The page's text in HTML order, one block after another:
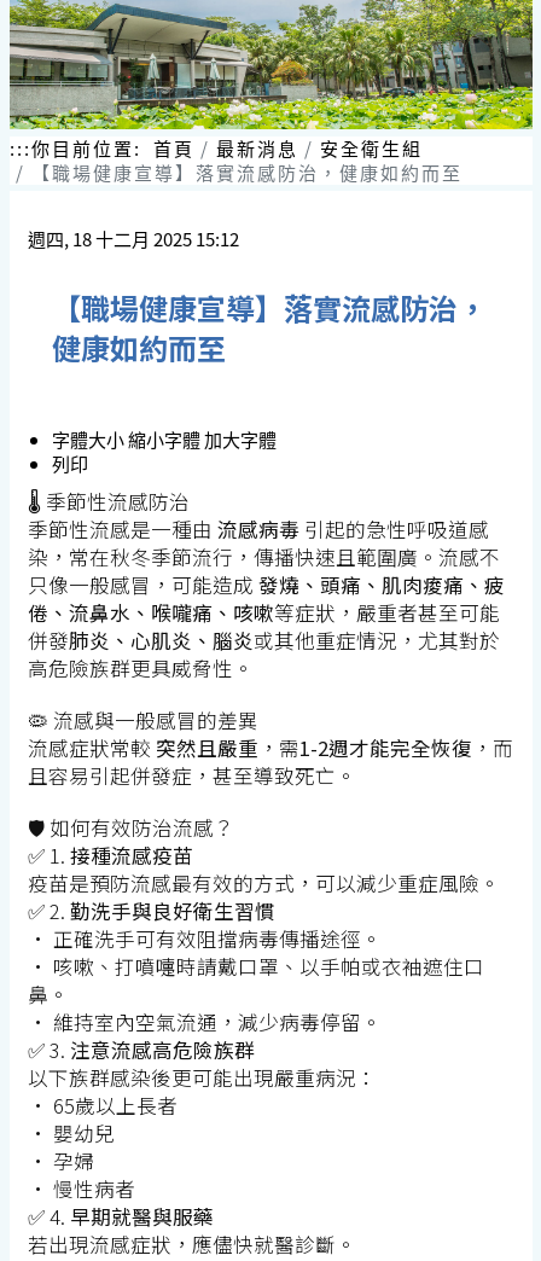
:::你目前位置: 首頁 最新消息
安全衛生組
【職場健康宣導】落實流感防治，健康如約而至
週四, 18 十二月 2025 15:12
【職場健康宣導】落實流感防治，
健康如約而至
字體大小縮小字體加大字體
列印
🌡️ 季節性流感防治
季節性流感是一種由 流感病毒引起的急性呼吸道感
染，常在秋冬季節流行，傳播快速且範圍廣。流感不
只像一般感冒，可能造成 發燒、頭痛、肌肉痠痛、疲
倦、流鼻水、喉嚨痛、咳嗽等症狀，嚴重者甚至可能
併發肺炎、心肌炎、腦炎或其他重症情況，尤其對於
高危險族群更具威脅性。
🦠 流感與一般感冒的差異
流感症狀常較 突然且嚴重 ，需1-2週才能完全恢復 ，而
且容易引起併發症，甚至導致死亡。
🛡️ 如何有效防治流感？
✅ 1. 接種流感疫苗
疫苗是預防流感最有效的方式，可以減少重症風險。
✅ 2. 勤洗手與良好衛生習慣
• 正確洗手可有效阻擋病毒傳播途徑。
• 咳嗽、打噴嚏時請戴口罩、以手帕或衣袖遮住口
鼻。
• 維持室內空氣流通，減少病毒停留。
✅ 3. 注意流感高危險族群
以下族群感染後更可能出現嚴重病況：
• 65歲以上長者
• 嬰幼兒
• 孕婦
• 慢性病者
✅ 4. 早期就醫與服藥
若出現流感症狀，應儘快就醫診斷。